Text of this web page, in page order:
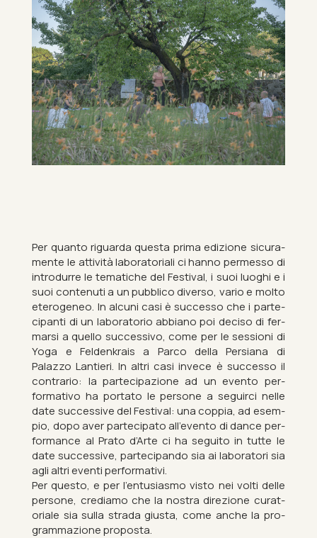
Per quanto ri­guarda questa prima ed­iz­ione sicura­
mente le at­tività labor­at­or­i­ali ci hanno per­messo di
in­trodurre le tem­atiche del Fest­ival, i suoi luoghi e i
suoi con­ten­uti a un pub­blico di­verso, vario e molto
etero­geneo. In al­cuni casi è suc­cesso che i parte­
cipanti di un labor­atorio ab­bi­ano poi de­ciso di fer­
marsi a quello suc­cess­ivo, come per le ses­sioni di
Yoga e Felden­krais a Parco della Per­siana di
Palazzo Lantieri. In altri casi in­vece è suc­cesso il
con­trario: la parte­cipazione ad un evento per­
form­at­ivo ha portato le per­sone a seguirci nelle
date suc­cess­ive del Fest­ival: una cop­pia, ad es­em­
pio, dopo aver parte­cip­ato all’evento di dance per­
form­ance al Prato d’Arte ci ha se­guito in tutte le
date suc­cess­ive, parte­cipando sia ai labor­atori sia
agli altri eventi per­form­ativi.
Per questo, e per l’entusi­asmo visto nei volti delle
per­sone, cre­diamo che la nos­tra direzione cur­at­
oriale sia sulla strada giusta, come anche la pro­
gram­mazione pro­posta.